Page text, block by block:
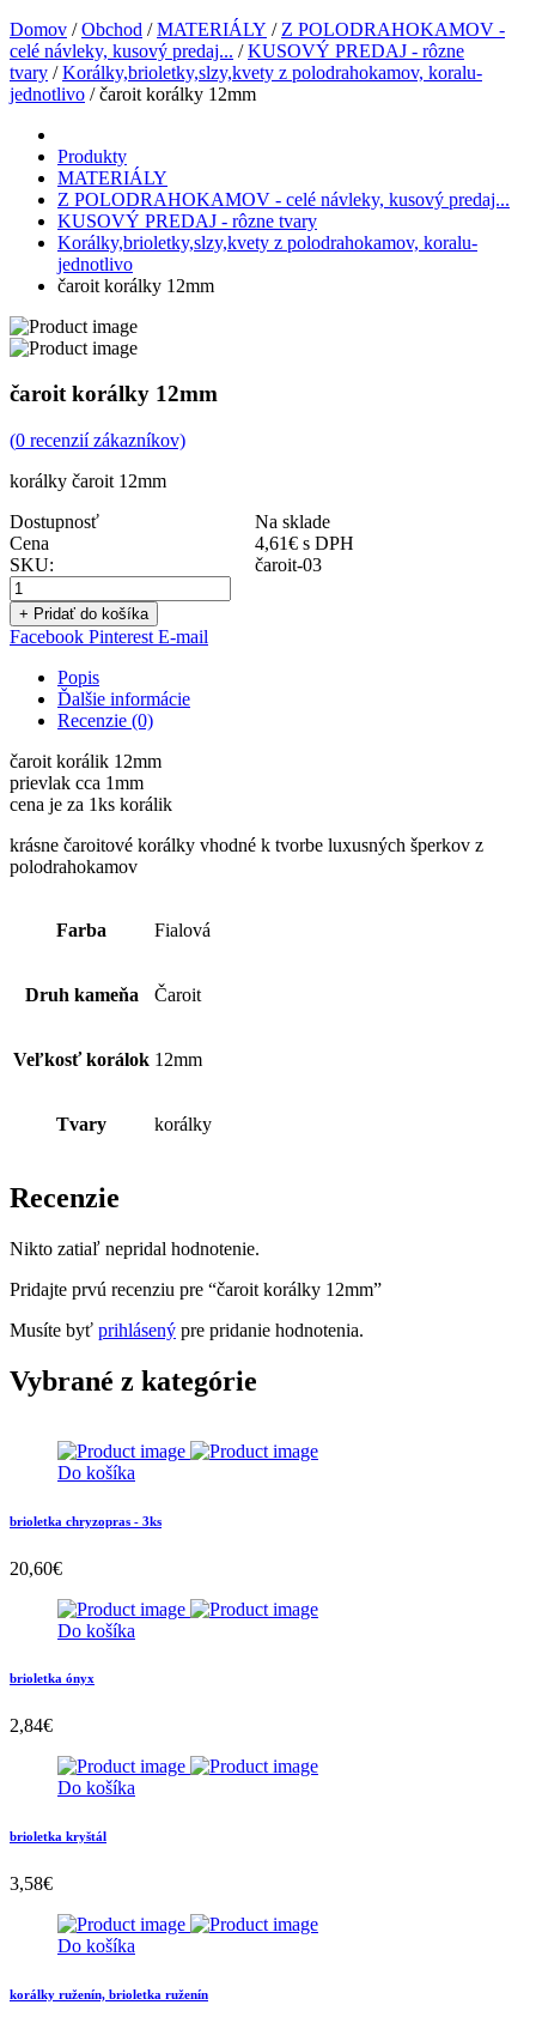
Domov /Obchod /MATERIÁLY / Z POLODRAHOKAMOV -
celé návleky, kusový predaj... /KUSOVÝ PREDAJ - rôzne
tvary /Korálky,brioletky,slzy,kvety z polodrahokamov, koralu-
jednotlivo / čaroit korálky 12mm
Produkty
MATERIÁLY
Z POLODRAHOKAMOV - celé návleky, kusový predaj...
KUSOVÝ PREDAJ - rôzne tvary
Korálky,brioletky,slzy,kvety z polodrahokamov, koralu-
jednotlivo
čaroit korálky 12mm
čaroit korálky 12mm
(0 recenzií zákazníkov)
korálky čaroit 12mm
Dostupnosť
Na sklade
Cena
4,61€ s DPH
SKU:
čaroit-03
+ Pridať do košíka
Facebook Pinterest E-mail
Popis
Ďalšie informácie
Recenzie (0)
čaroit korálik 12mm
prievlak cca 1mm
cena je za 1ks korálik
krásne čaroitové korálky vhodné k tvorbe luxusných šperkov z
polodrahokamov
Farba Fialová
Druh kameňa Čaroit
Veľkosť korálok 12mm
Tvary korálky
Recenzie
Nikto zatiaľ nepridal hodnotenie.
Pridajte prvú recenziu pre “čaroit korálky 12mm”
Musíte byť prihlásený pre pridanie hodnotenia.
Vybrané z kategórie
Do košíka
brioletka chryzopras - 3ks
20,60€
Do košíka
brioletka ónyx
2,84€
Do košíka
brioletka kryštál
3,58€
Do košíka
korálky ruženín, brioletka ruženín